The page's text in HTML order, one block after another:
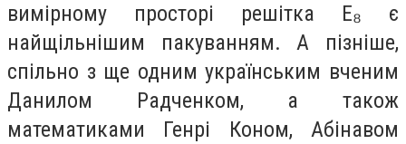
вимірному просторі решітка Е₈ є
найщільнішим пакуванням. А пізніше,
спільно з ще одним українським вченим
Данилом Радченком, а також
математиками Генрі Коном, Абінавом